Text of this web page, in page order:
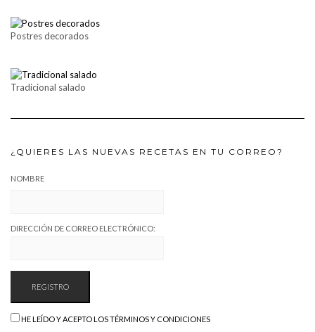
Postres decorados
Tradicional salado
¿QUIERES LAS NUEVAS RECETAS EN TU CORREO?
NOMBRE
DIRECCIÓN DE CORREO ELECTRÓNICO:
HE LEÍDO Y ACEPTO LOS TÉRMINOS Y CONDICIONES